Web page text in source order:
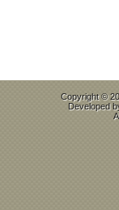
Copyright ©
Developed